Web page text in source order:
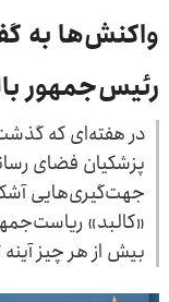
واکنش‌ها به
رئیس‌جمهور
در هفته‌ای که
پزشکیان فضای
جهت‌گیری‌هایی
«کالبد»
بیش از هر چیز